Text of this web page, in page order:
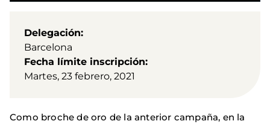
Delegación
Barcelona
Fecha límite inscripción
Martes, 23 febrero, 2021
Como broche de oro de la anterior campaña, en la